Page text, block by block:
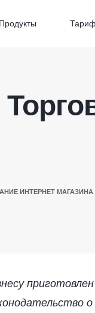
Продукты
ИНТЕРНЕТ МАГАЗИНА